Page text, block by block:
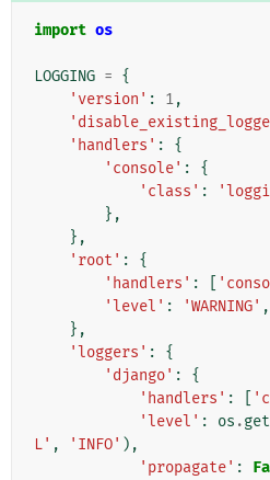
import os
LOGGING = {
'version' : 1,
'handlers' :
{
'console' :
{
'class' :
},
},
'root' :
{
'handlers' :
'level' : 'WARNING' ,
},
'loggers' :
{
'django' :
{
'handlers' :
'level' : os .
L' , 'INFO' ),
'propagate' :